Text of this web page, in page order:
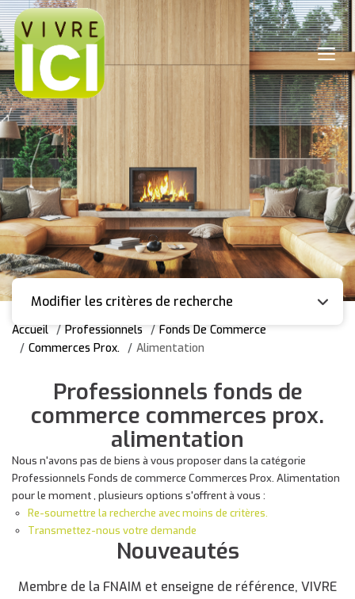
Modifier les critères de recherche
Accueil Professionnels
Fonds De Commerce
Commerces Prox.
Alimentation
Professionnels fonds de
commerce commerces prox.
alimentation
Nous n'avons pas de biens à vous proposer dans la catégorie
Professionnels Fonds de commerce Commerces Prox. Alimentation
pour le moment , plusieurs options s'offrent à vous :
Re-soumettre la recherche avec moins de critères.
Transmettez-nous votre demande
Nouveautés
Membre de la FNAIM et enseigne de référence, VIVRE